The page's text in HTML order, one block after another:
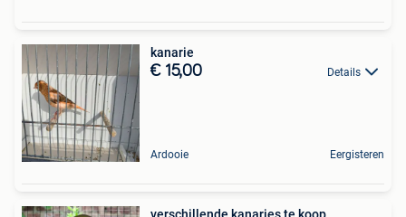
kanarie
€ 15,00 Details
Ardooie Eergisteren
verschillende kanaries te koop,